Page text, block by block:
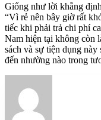
Giống như lời khẳng
“Vì rẻ nên bây giờ rất
tiếc khi phải trả chi phí
Nam hiện tại không còn
sách và sự tiện dụng
đến nhường nào trong